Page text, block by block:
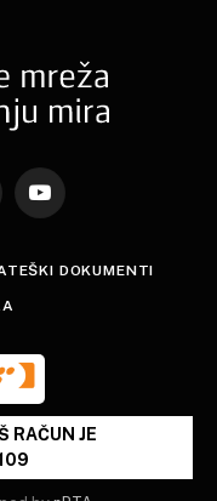
YouTube
DOKUMENTI
RAČUN JE